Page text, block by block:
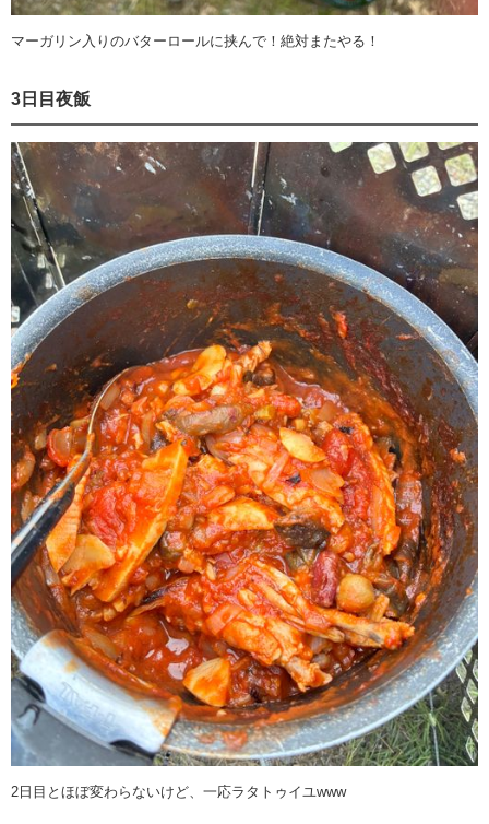
マーガリン入りのバターロールに挟んで！絶対またやる！
3日目夜飯
2日目とほぼ変わらないけど、一応ラタトゥイユwww